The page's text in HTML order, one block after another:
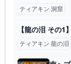
ティアキン 洞窟
ティアキン 龍の泪